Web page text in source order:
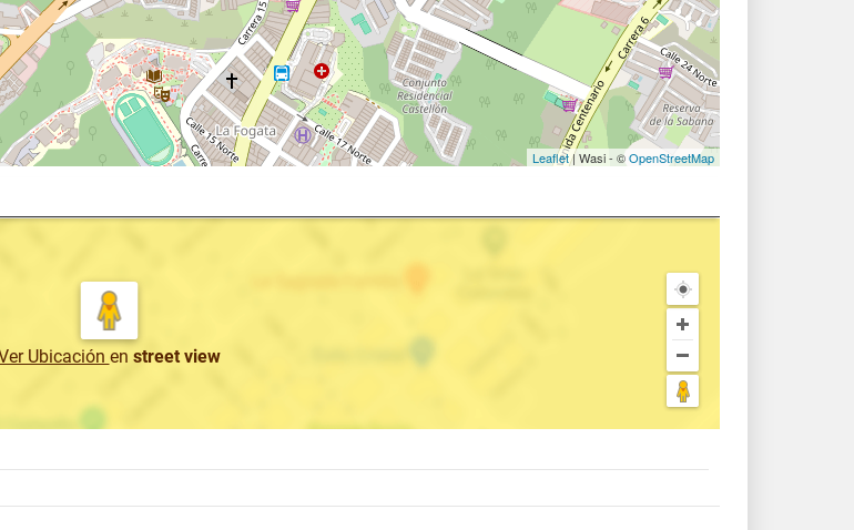
Leaflet| Wasi - ©OpenStreetMap
Ubicación en street view